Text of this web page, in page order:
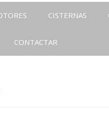
CISTERNAS
CONTACTAR